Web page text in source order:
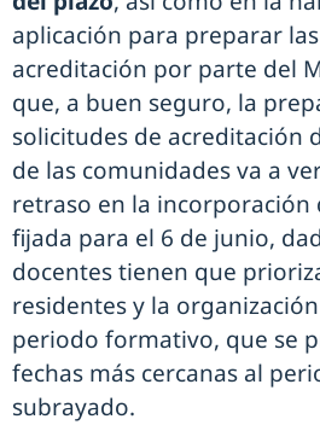
aplicación para preparar
acreditación por parte del
que, a buen seguro, la
solicitudes de acreditación
de las comunidades va a
retraso en la incorporación
fijada para el 6 de junio,
docentes tienen que
residentes y la
periodo formativo, que se
fechas más cercanas al
subrayado.